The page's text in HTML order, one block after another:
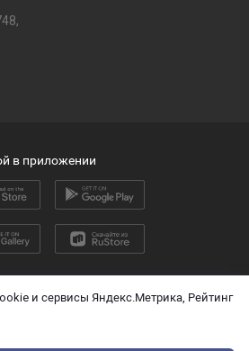
и сервисы Яндекс.Метрика, Рейтинг
данных
в приложении